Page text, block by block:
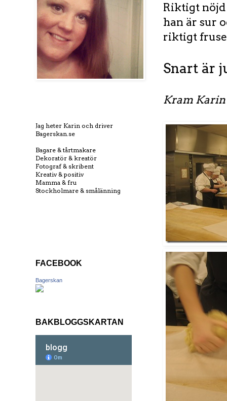
Riktigt nöjd
han är sur
riktigt
Snart är
Kram Karin
Jag heter Karin och driver
Bagerskan.se
Bagare & tårtmakare
Dekoratör & kreatör
Fotograf & skribent
Kreativ & positiv
Mamma & fru
Stockholmare & smålänning
FACEBOOK
Bagerskan
BAKBLOGGSKARTAN